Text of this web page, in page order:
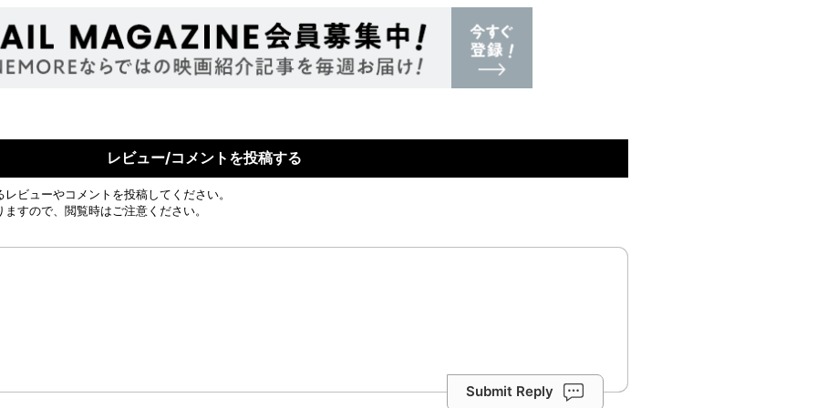
レビュー/コメントを投稿する
ビューやコメントを投稿してください。
すので、閲覧時はご注意ください。
Submit Reply